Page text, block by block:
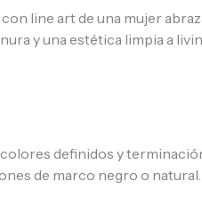
line art de una mujer
y una estética limpia a
definidos y
de marco negro o natural.